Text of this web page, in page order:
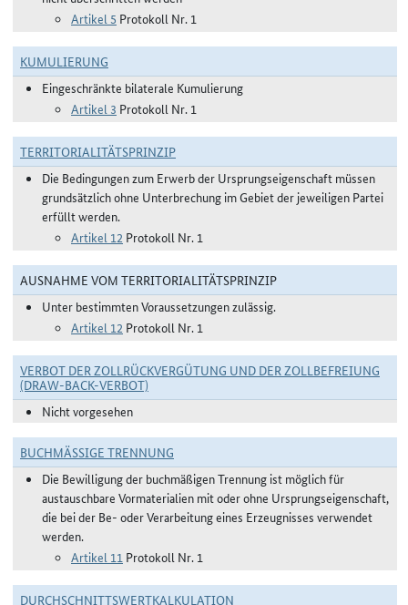
Artikel 5 Protokoll Nr. 1
KUMULIERUNG
Eingeschränkte bilaterale Kumulierung
Artikel 3 Protokoll Nr. 1
TERRITORIALITÄTSPRINZIP
Die Bedingungen zum Erwerb der Ursprungseigenschaft müssen
grundsätzlich ohne Unterbrechung im Gebiet der jeweiligen Partei
erfüllt werden.
Artikel 12 Protokoll Nr. 1
AUSNAHME VOM TERRITORIALITÄTSPRINZIP
Unter bestimmten Voraussetzungen zulässig.
Artikel 12 Protokoll Nr. 1
VERBOT DER ZOLLRÜCKVERGÜTUNG UND DER ZOLLBEFREIUNG
(DRAW-BACK-VERBOT)
Nicht vorgesehen
BUCHMÄSSIGE TRENNUNG
Die Bewilligung der buchmäßigen Trennung ist möglich für
austauschbare Vormaterialien mit oder ohne Ursprungseigenschaft,
die bei der Be- oder Verarbeitung eines Erzeugnisses verwendet
werden.
Artikel 11 Protokoll Nr. 1
DURCHSCHNITTSWERTKALKULATION